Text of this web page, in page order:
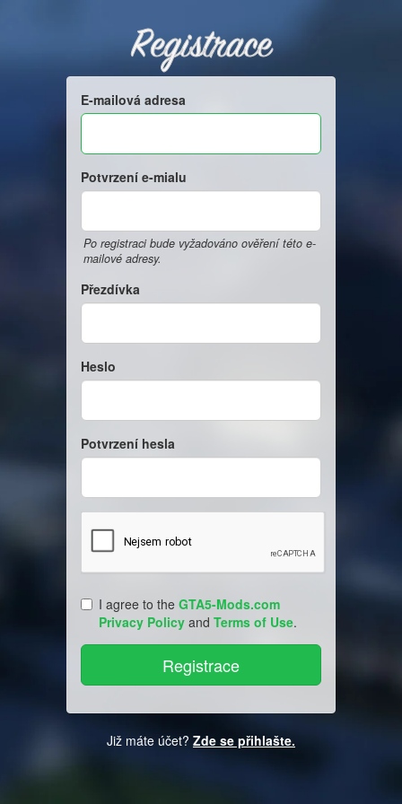
Registrace
E-mailová adresa
Potvrzení e-mialu
Po registraci bude vyžadováno ověření této e-
mailové adresy.
Přezdívka
Heslo
Potvrzení hesla
I agree to the GTA5-Mods.com
Privacy Policy and Terms of Use.
Již máte účet? Zde se přihlašte.